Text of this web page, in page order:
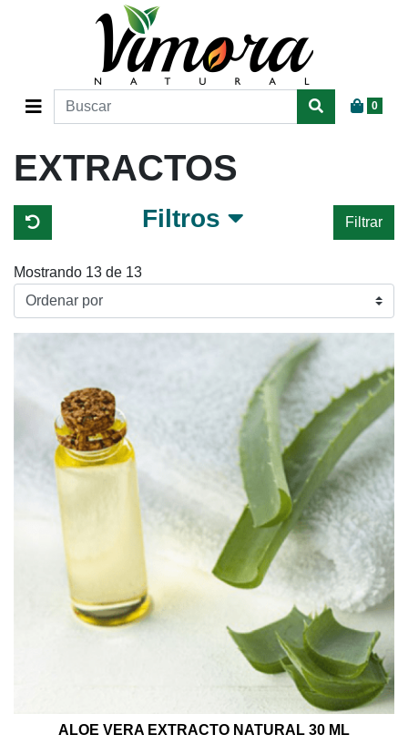
0
EXTRACTOS
Filtros Filtrar
Mostrando 13 de 13
ALOE VERA EXTRACTO NATURAL 30 ML